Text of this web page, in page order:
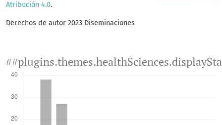
Atribución 4.0.
Derechos de autor 2023 Diseminaciones